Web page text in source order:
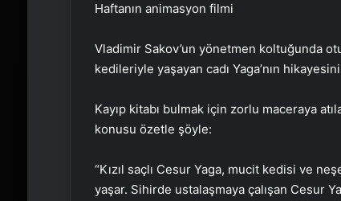
Haftanın animasyon filmi
Vladimir Sakov’un yönetmen koltuğunda
kedileriyle yaşayan cadı Yaga’nın
Kayıp kitabı bulmak için zorlu maceraya
konusu özetle şöyle:
“Kızıl saçlı Cesur Yaga, mucit kedisi ve
yaşar. Sihirde ustalaşmaya çalışan Cesur